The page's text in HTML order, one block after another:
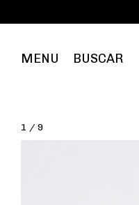
MENU BUSCAR
1 / 9